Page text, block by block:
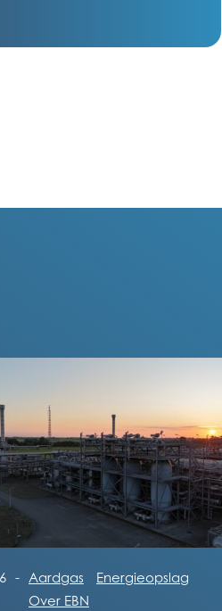
volledige bericht
- Aardgas
Energieopslag
Over EBN